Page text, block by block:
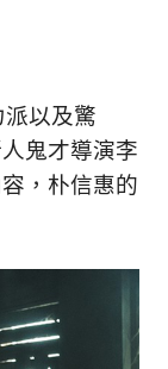
以及驚
鬼才導演李
，朴信惠的